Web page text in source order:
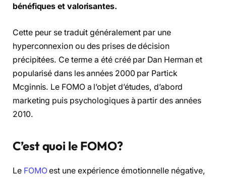
bénéfiques et valorisantes.
Cette peur se traduit généralement par une
hyperconnexion ou des prises de décision
précipitées. Ce terme a été créé par Dan Herman et
popularisé dans les années 2000 par Partick
Mcginnis. Le FOMO a l’objet d’études, d’abord
marketing puis psychologiques à partir des années
2010.
C’est quoi le FOMO?
Le FOMOest une expérience émotionnelle négative,